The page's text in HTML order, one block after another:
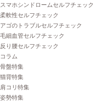
スマホシンドロームセルフチェック
柔軟性セルフチェック
アゴのトラブルセルフチェック
毛細血管セルフチェック
反り腰セルフチェック
コラム
骨盤特集
猫背特集
肩コリ特集
姿勢特集